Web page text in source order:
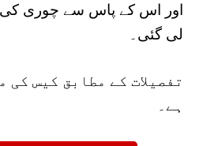
اور اس کے پاس سے چوری کی
لی گئی۔
تفصیلات کے مطابق کیس کی
ہے۔